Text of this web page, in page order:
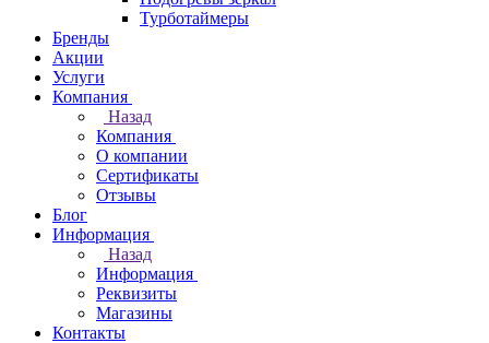
Турботаймеры
Бренды
Акции
Услуги
Компания
Назад
Компания
О компании
Сертификаты
Отзывы
Блог
Информация
Назад
Информация
Реквизиты
Магазины
Контакты